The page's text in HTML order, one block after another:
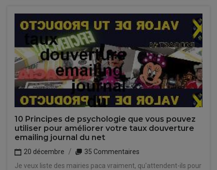
10 Principes de psychologie que vous pouvez
utiliser pour améliorer votre taux douverture
emailing journal du net
20 décembre
35 Commentaires
Je veux liste des mairies paca vraiment, qu'attendent-ils pour